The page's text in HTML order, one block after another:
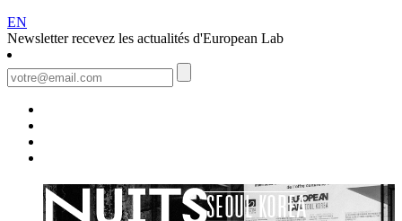
EN
Newsletter recevez les actualités d'European Lab